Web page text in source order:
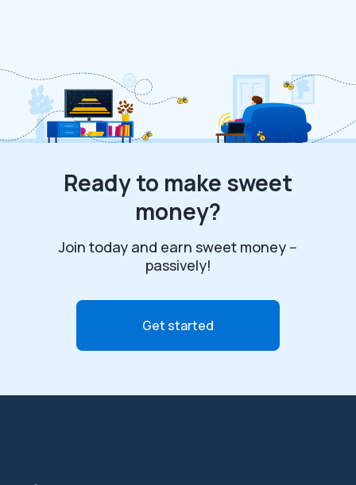
Ready to make sweet
money?
Join today and earn sweet money --
passively!
Get started